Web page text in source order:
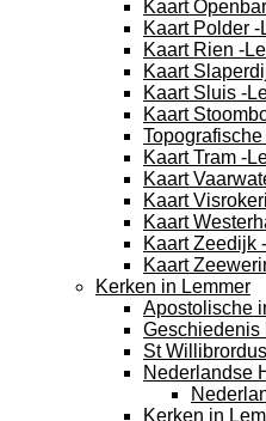
Kaart
Kaart Polder -
Kaart Rien -
Kaart
Kaart Sluis -
Kaart
Kaart Tram -
Kaart
Kaart
Kaart
Kaart Zeedijk
Kaart
Kerken in Lemmer
Apostolische
Geschiedenis
St
Nederlandse
Kerken in